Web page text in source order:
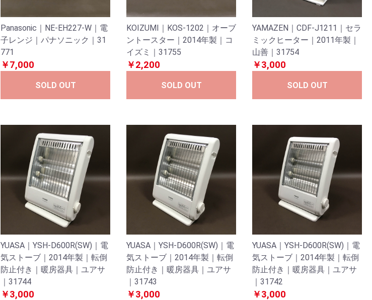
Panasonic｜NE-EH227-W｜電
子レンジ｜パナソニック｜31
771
￥7,000
SOLD OUT
KOIZUMI｜KOS-1202｜オーブ
ントースター｜2014年製｜コ
イズミ｜31755
￥2,200
SOLD OUT
YAMAZEN｜CDF-J1211｜セラ
ミックヒーター｜2011年製｜
山善｜31754
￥3,000
SOLD OUT
YUASA｜YSH-D600R(SW)｜電
気ストーブ｜2014年製｜転倒
防止付き｜暖房器具｜ユアサ
｜31744
￥3,000
YUASA｜YSH-D600R(SW)｜電
気ストーブ｜2014年製｜転倒
防止付き｜暖房器具｜ユアサ
｜31743
￥3,000
YUASA｜YSH-D600R(SW)｜電
気ストーブ｜2014年製｜転倒
防止付き｜暖房器具｜ユアサ
｜31742
￥3,000